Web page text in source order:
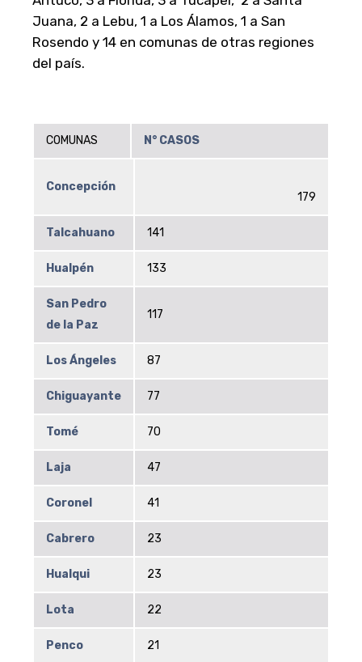
Juana, 2 a Lebu, 1 a Los Álamos, 1 a San
Rosendo y 14 en comunas de otras regiones
del país.
COMUNAS N° CASOS
Concepción
179
Talcahuano 141
Hualpén 133
San Pedro
de la Paz
117
Los Ángeles 87
Chiguayante 77
Tomé 70
Laja 47
Coronel 41
Cabrero 23
Hualqui 23
Lota 22
Penco 21